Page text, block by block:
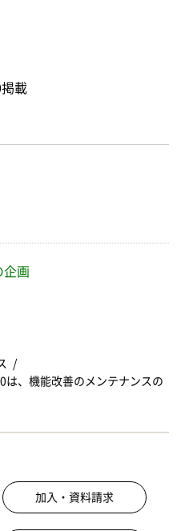
載
企画
、機能改善のメンテナンスの
加入・資料請求